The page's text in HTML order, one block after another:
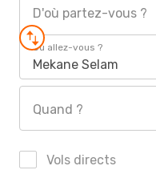
D'où partez-vous ?
Où allez-vous ?
Mekane Selam
Quand ?
Vols directs